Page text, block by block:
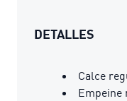
DETALLES
Calce
Empeine